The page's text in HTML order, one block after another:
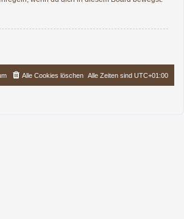
Alle Zeiten sind UTC+01:00
Alle Cookies löschen